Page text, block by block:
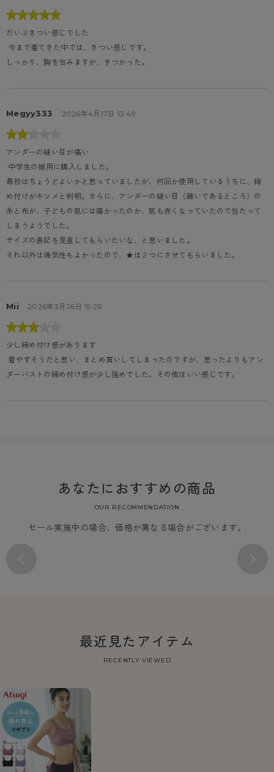
だいぶきつい感じでした
しっかり、胸を包みますが、きつかった。
Megyy333 2026年4月17日 13:49
アンダーの縫い目が痛い
最初はちょうどよいかと思っていましたが、何回か使用しているうちに、締
め付けがキツメと判明。さらに、アンダーの縫い目（継いであるところ）の
糸と布が、子どもの肌には痛かったのか、肌も赤くなっていたので当たって
しまうようでした。
サイズの表記を見直してもらいたいな、と思いました。
それ以外は通気性もよかったので、★は２つにさせてもらいました。
Mii 2026年3月26日 15:26
少し締め付け感があります
ダーバストの締め付け感が少し強めでした。その他はいい感じです。
あなたにおすすめの商品
OUR RECOMMENDATION
セール実施中の場合、価格が異なる場合がございます。
最近見たアイテム
RECENTLY VIEWED